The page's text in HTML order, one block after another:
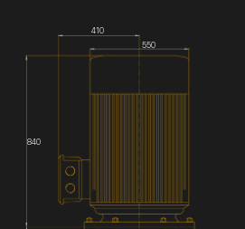
410
550
840